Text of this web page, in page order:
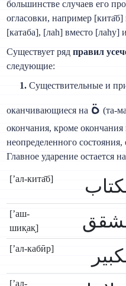
большинстве случаев его
огласовки, например [кита̄б]
[катаба], [лаh] вместо [лаhу]
Существует рядправил
следующие:
1.Существительные и
оканчивающиеся на ة (та-
окончания, кроме
неопределенного
Главное ударение остается
[’ал-кита̄б]
[’аш-
шик̣ак̣]
[’ал-кабӣр]
[’ал-